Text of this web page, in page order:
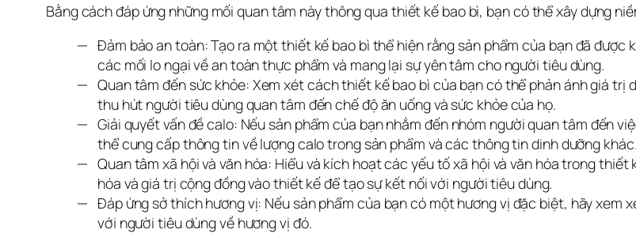
Bằng cách đáp ứng những mối quan tâm này thông qua thiết kế bao bì, bạn có thể xây dựng
Đảm bảo an toàn: Tạo ra một thiết kế bao bì thể hiện rằng sản phẩm của bạn đã được
các mối lo ngại về an toàn thực phẩm và mang lại sự yên tâm cho người tiêu dùng.
Quan tâm đến sức khỏe: Xem xét cách thiết kế bao bì của bạn có thể phản ánh giá trị
thu hút người tiêu dùng quan tâm đến chế độ ăn uống và sức khỏe của họ.
Giải quyết vấn đề calo: Nếu sản phẩm của bạn nhắm đến nhóm người quan tâm đến
thể cung cấp thông tin về lượng calo trong sản phẩm và các thông tin dinh dưỡng khác.
Quan tâm xã hội và văn hóa: Hiểu và kích hoạt các yếu tố xã hội và văn hóa trong
hóa và giá trị cộng đồng vào thiết kế để tạo sự kết nối với người tiêu dùng.
Đáp ứng sở thích hương vị: Nếu sản phẩm của bạn có một hương vị đặc biệt, hãy xem
với người tiêu dùng về hương vị đó.